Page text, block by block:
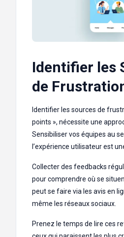
Identifier les
de
Identifier les sources de
points », nécessite une
Sensibiliser vos équipes au
l’expérience utilisateur est
Collecter des feedbacks
pour comprendre où se
peut se faire via les avis en
même les réseaux sociaux.
Prenez le temps de lire ces